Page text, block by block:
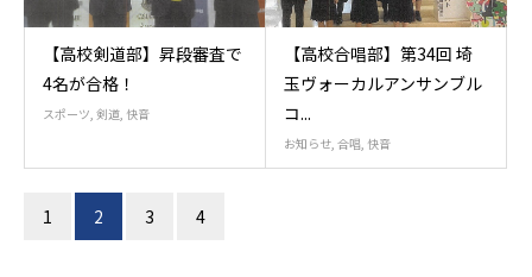
【高校剣道部】昇段審査で
4名が合格！
スポーツ 剣道 快音
【高校合唱部】第34回 埼
玉ヴォーカルアンサンブル
コ...
お知らせ 合唱 快音
1 2 3 4